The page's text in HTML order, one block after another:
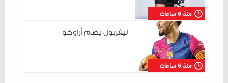
منذ 6 ساعات
منذ 6 ساعات
ليفربول يضم أراوخو